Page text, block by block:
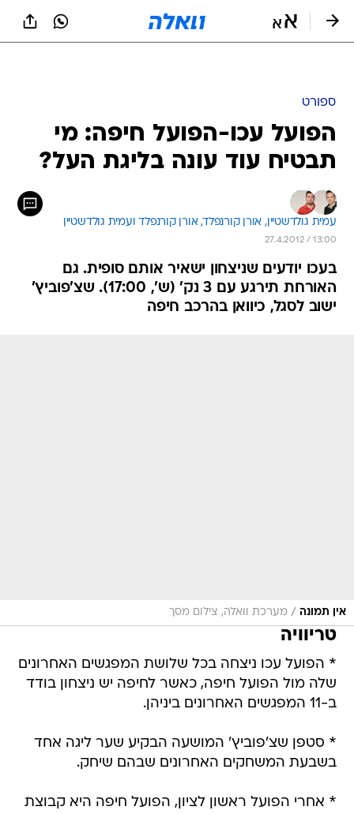
ספורט
הפועל עכו-הפועל חיפה: מי
תבטיח עוד עונה בליגת העל?
עמית גולדשטיין, אורן קורנפלד, אורן קורנפלד ועמית גולדשטיין
27.4.2012 / 13:00
בעכו יודעים שניצחון ישאיר אותם סופית. גם
האורחת תירגע עם 3 נק' (ש', 17:00). שצ'פוביץ'
ישוב לסגל, כיוואן בהרכב חיפה
אין תמונה / מערכת וואלה, צילום מסך
טריוויה
* הפועל עכו ניצחה בכל שלושת המפגשים האחרונים
שלה מול הפועל חיפה, כאשר לחיפה יש ניצחון בודד
ב-11 המפגשים האחרונים ביניהן.
* סטפן שצ'פוביץ' המושעה הבקיע שער ליגה אחד
בשבעת המשחקים האחרונים שבהם שיחק.
* אחרי הפועל ראשון לציון, הפועל חיפה היא קבוצת